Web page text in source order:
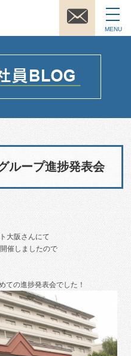
MENU
ループ進捗発表会
大阪さんにて
催しましたので
ての進捗発表会でした！